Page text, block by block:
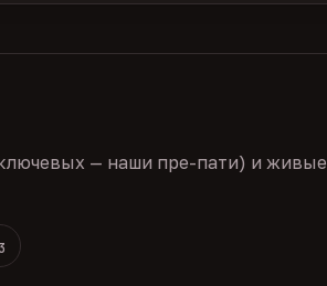
— наши пре-пати) и живые